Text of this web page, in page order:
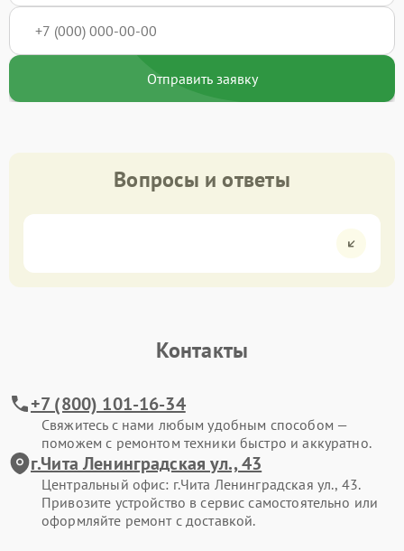
Отправить заявку
Вопросы и ответы
Контакты
+7 (800) 101-16-34
Свяжитесь с нами любым удобным способом —
поможем с ремонтом техники быстро и аккуратно.
г.Чита Ленинградская ул., 43
Центральный офис: г.Чита Ленинградская ул., 43.
Привозите устройство в сервис самостоятельно или
оформляйте ремонт с доставкой.